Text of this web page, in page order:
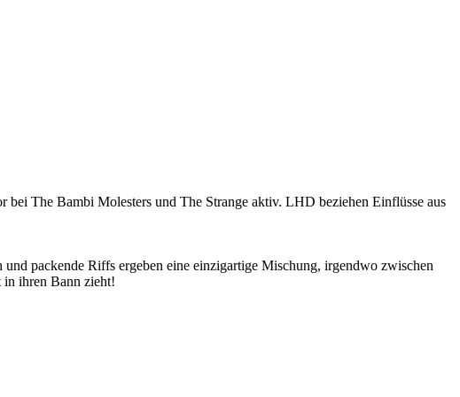
The Bambi Molesters und The Strange aktiv. LHD beziehen Einflüsse aus
packende Riffs ergeben eine einzigartige Mischung, irgendwo zwischen
in ihren Bann zieht!